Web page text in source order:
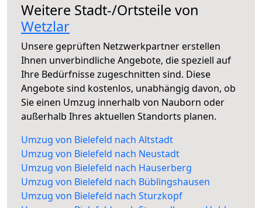
Weitere Stadt-/Ortsteile von
Wetzlar
Unsere geprüften Netzwerkpartner erstellen
Ihnen unverbindliche Angebote, die speziell auf
Ihre Bedürfnisse zugeschnitten sind. Diese
Angebote sind kostenlos, unabhängig davon, ob
Sie einen Umzug innerhalb von Nauborn oder
außerhalb Ihres aktuellen Standorts planen.
Umzug von Bielefeld nach Altstadt
Umzug von Bielefeld nach Neustadt
Umzug von Bielefeld nach Hauserberg
Umzug von Bielefeld nach Büblingshausen
Umzug von Bielefeld nach Sturzkopf